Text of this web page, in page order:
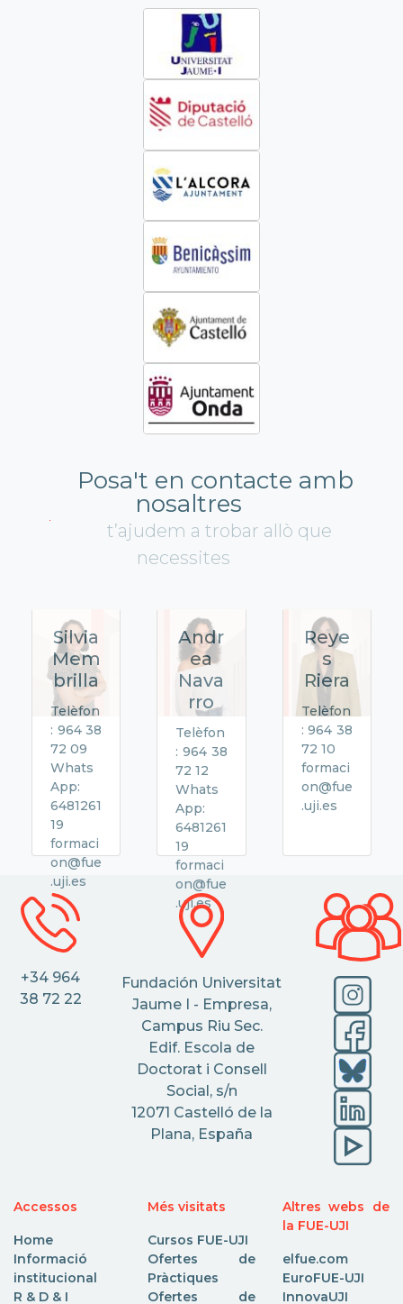
Posa't en contacte amb
nosaltres
t’ajudem a trobar allò que
necessites
Silvia
Mem
brilla
Telèfon
: 964 38
72 09
Whats
App:
6481261
19
formaci
on@fue
.uji.es
Andr
ea
Nava
rro
Telèfon
: 964 38
72 12
Whats
App:
6481261
19
formaci
on@fue
.uji.es
Reye
s
Riera
Telèfon
: 964 38
72 10
formaci
on@fue
.uji.es
+34 964
38 72 22
Fundación Universitat
Jaume I - Empresa,
Campus Riu Sec.
Edif. Escola de
Doctorat i Consell
Social, s/n
12071 Castelló de la
Plana, España
Accessos
Home
Informació
institucional
R & D & I
Més visitats
Cursos FUE-UJI
Ofertes de
Pràctiques
Ofertes de
Altres webs de
la FUE-UJI
elfue.com
EuroFUE-UJI
InnovaUJI